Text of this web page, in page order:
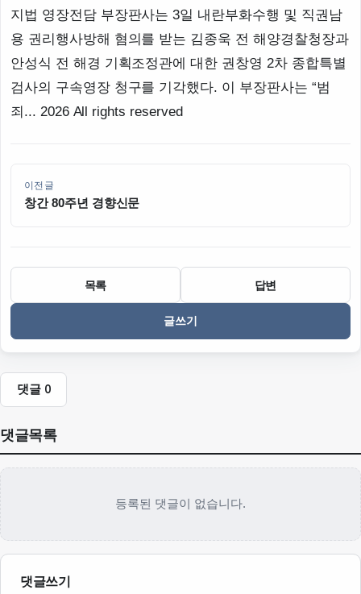
지법 영장전담 부장판사는 3일 내란부화수행 및 직권남
용 권리행사방해 혐의를 받는 김종욱 전 해양경찰청장과
안성식 전 해경 기획조정관에 대한 권창영 2차 종합특별
검사의 구속영장 청구를 기각했다. 이 부장판사는 “범
죄... 2026 All rights reserved
이전글
창간 80주년 경향신문
목록 답변
글쓰기
댓글0
댓글목록
등록된 댓글이 없습니다.
댓글쓰기